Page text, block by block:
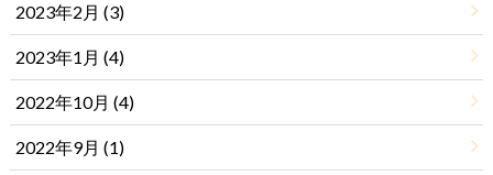
2023年2月 (3)
2023年1月 (4)
2022年10月 (4)
2022年9月 (1)